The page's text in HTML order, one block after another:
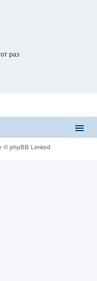
раз
© phpBB Limited